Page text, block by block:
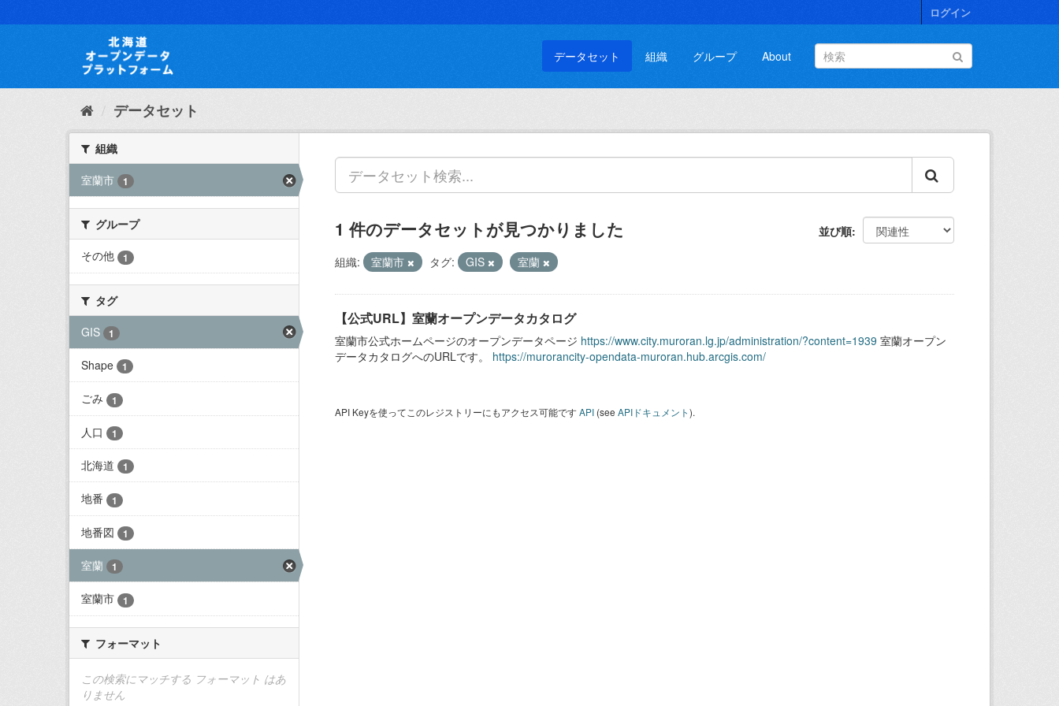
キ
て
ログイン
データセット 組織 グループ About
データセット
組織
室蘭市
1
グループ
その他
1
タグ
GIS
1
Shape 1
ごみ 1
人口 1
北海道 1
地番 1
地番図 1
室蘭 1
室蘭市 1
フォーマット
この検索にマッチする フォーマット はあ
りません
並び順
1 件のデータセットが見つかりました
組織: 室蘭市 タグ: GIS 室蘭
【公式URL】室蘭オープンデータカタログ
室蘭市公式ホームページのオープンデータページ https://www.city.muroran.lg.jp/administration/?content=1939 室蘭オープン
データカタログへのURLです。 https://murorancity-opendata-muroran.hub.arcgis.com/
API Keyを使ってこのレジストリーにもアクセス可能ですAPI (see APIドキュメント).